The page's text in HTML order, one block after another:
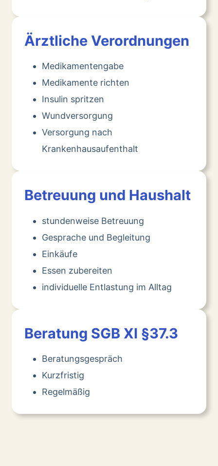
Ärztliche Verordnungen
Medikamentengabe
Medikamente richten
Insulin spritzen
Wundversorgung
Versorgung nach
Krankenhausaufenthalt
Betreuung und Haushalt
stundenweise Betreuung
Gesprache und Begleitung
Einkäufe
Essen zubereiten
individuelle Entlastung im Alltag
Beratung SGB XI §37.3
Beratungsgespräch
Kurzfristig
Regelmäßig